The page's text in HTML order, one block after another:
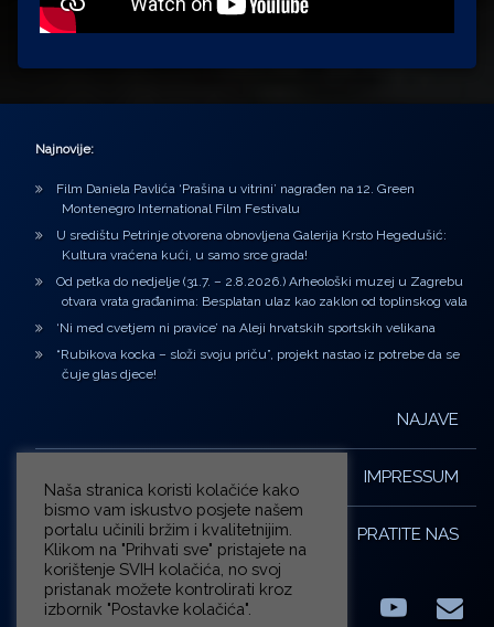
Najnovije:
Film Daniela Pavlića ‘Prašina u vitrini’ nagrađen na 12. Green
Montenegro International Film Festivalu
U središtu Petrinje otvorena obnovljena Galerija Krsto Hegedušić:
Kultura vraćena kući, u samo srce grada!
Od petka do nedjelje (31.7. – 2.8.2026.) Arheološki muzej u Zagrebu
otvara vrata građanima: Besplatan ulaz kao zaklon od toplinskog vala
‘Ni med cvetjem ni pravice’ na Aleji hrvatskih sportskih velikana
“Rubikova kocka – složi svoju priču”, projekt nastao iz potrebe da se
čuje glas djece!
NAJAVE
IMPRESSUM
PRATITE NAS
FacebookLinkedIn E-
Naša stranica koristi kolačiće kako
bismo vam iskustvo posjete našem
portalu učinili bržim i kvalitetnijim.
Klikom na "Prihvati sve" pristajete na
korištenje SVIH kolačića, no svoj
pristanak možete kontrolirati kroz
izbornik "Postavke kolačića".